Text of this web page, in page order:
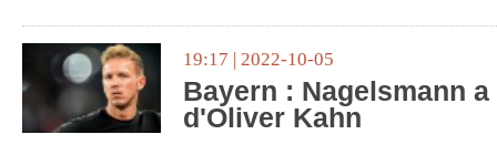
19:17 | 2022-10-05
Bayern : Nagelsmann
d'Oliver Kahn